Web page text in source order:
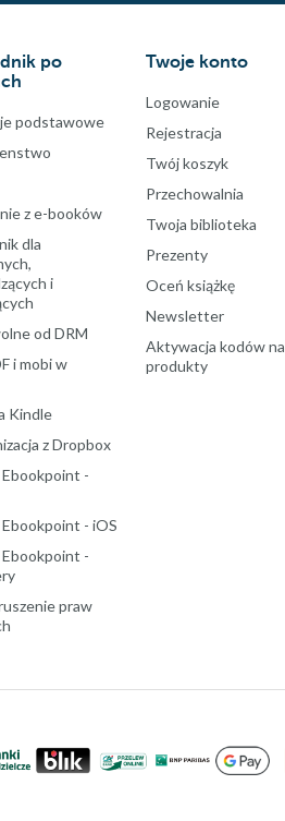
po
podstawowe
z e-booków
dla
i
od DRM
i mobi w
Kindle
z Dropbox
-
- iOS
-
praw
Twoje konto
Logowanie
Rejestracja
Twój koszyk
Przechowalnia
Twoja biblioteka
Prezenty
Oceń książkę
Newsletter
Aktywacja kodów na
produkty